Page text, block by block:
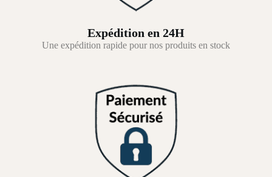
Expédition en 24H
Une expédition rapide pour nos produits en stock